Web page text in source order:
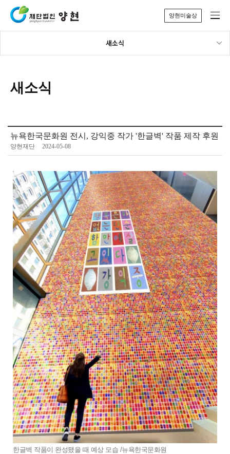
양현미술상
새소식
새소식
뉴욕한국문화원 전시, 강익중 작가 '한글벽' 작품 제작 후원
양현재단 2024-05-08
한글벽 작품이 완성됐을 때 예상 모습 /뉴욕한국문화원